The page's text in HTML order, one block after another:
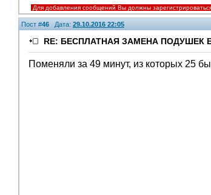
Для добавления сообщений Вы должны
Пост #46 Дата: 29.10.2016 22:05
RE: БЕСПЛАТНАЯ ЗАМЕНА
Поменяли за 49 минут, из которых 25